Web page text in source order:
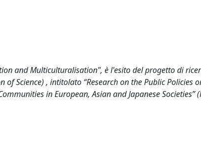
and Multiculturalisation", è l'esito del progetto di
Science) , intitolato “Research on the Public Policies
in European, Asian and Japanese Societies”